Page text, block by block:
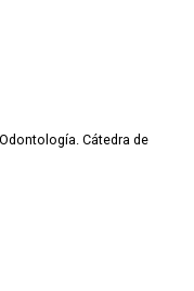
Cátedra de